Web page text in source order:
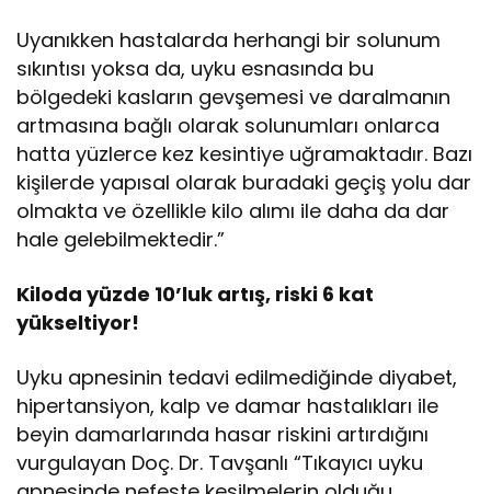
Uyanıkken hastalarda herhangi bir solunum
sıkıntısı yoksa da, uyku esnasında bu
bölgedeki kasların gevşemesi ve daralmanın
artmasına bağlı olarak solunumları onlarca
hatta yüzlerce kez kesintiye uğramaktadır. Bazı
kişilerde yapısal olarak buradaki geçiş yolu dar
olmakta ve özellikle kilo alımı ile daha da dar
hale gelebilmektedir.”
Kiloda yüzde 10’luk artış, riski 6 kat
yükseltiyor!
Uyku apnesinin tedavi edilmediğinde diyabet,
hipertansiyon, kalp ve damar hastalıkları ile
beyin damarlarında hasar riskini artırdığını
vurgulayan Doç. Dr. Tavşanlı “Tıkayıcı uyku